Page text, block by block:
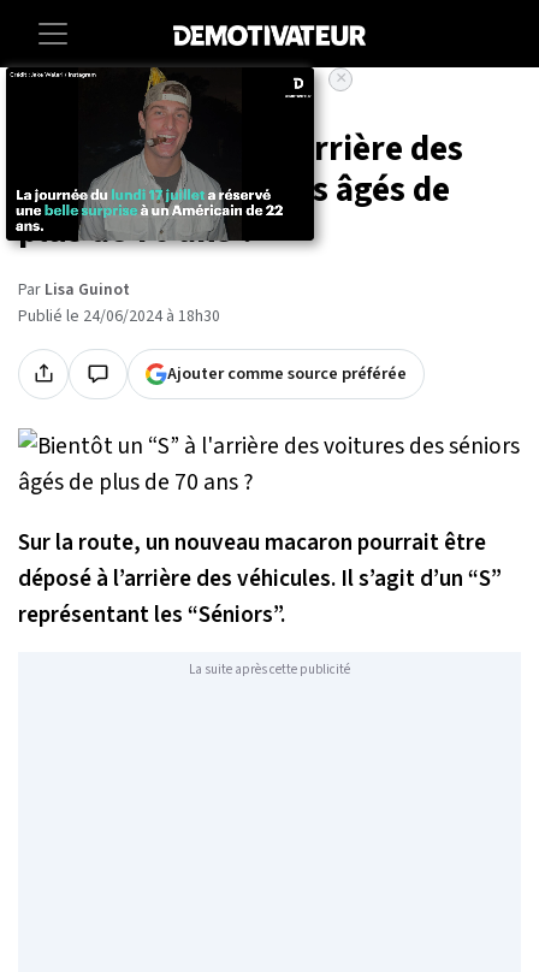
Societe Vie-pratique
Bientôt un “S” à l'arrière des
voitures des séniors âgés de
plus de 70 ans ?
Par Lisa Guinot
Publié le 24/06/2024 à 18h30
Ajouter comme source préférée
Sur la route, un nouveau macaron pourrait être
déposé à l’arrière des véhicules. Il s’agit d’un “S”
représentant les “Séniors”.
La suite après cette publicité
×